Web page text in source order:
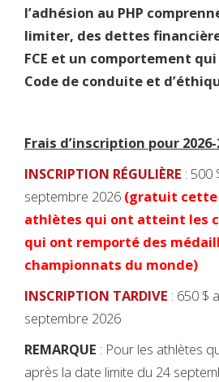
l’adhésion au PHP
limiter, des dettes
FCE et un comportement
Code de conduite et
Frais d’inscription pour 2026-
INSCRIPTION RÉGULIÈRE : 500
septembre 2026 (gratuit cette
athlètes qui ont atteint les
qui ont remporté des
championnats du monde)
INSCRIPTION TARDIVE : 650 $
septembre 2026
REMARQUE : Pour les athlètes
après la date limite du 24